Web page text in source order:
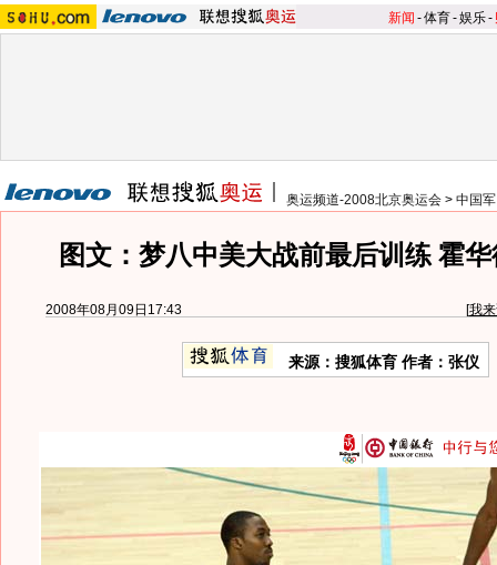
新闻 -体育-娱乐-
奥运频道-2008北京奥运会 > 中国
图文：梦八中美大战前最后训练 霍
2008年08月09日17:43 [我
来源：搜狐体育 作者：张仪